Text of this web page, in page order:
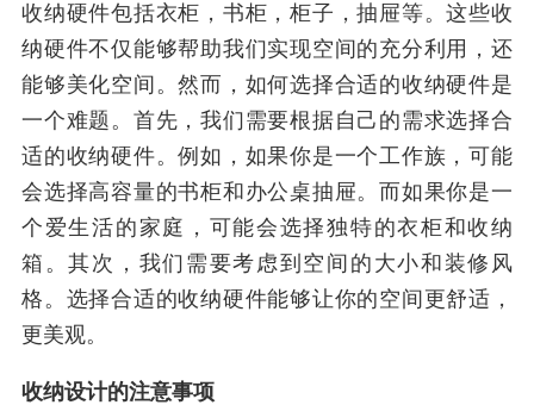
收纳硬件包括衣柜，书柜，柜子，抽屉等。这些收
纳硬件不仅能够帮助我们实现空间的充分利用，还
能够美化空间。然而，如何选择合适的收纳硬件是
一个难题。首先，我们需要根据自己的需求选择合
适的收纳硬件。例如，如果你是一个工作族，可能
会选择高容量的书柜和办公桌抽屉。而如果你是一
个爱生活的家庭，可能会选择独特的衣柜和收纳
箱。其次，我们需要考虑到空间的大小和装修风
格。选择合适的收纳硬件能够让你的空间更舒适，
更美观。
收纳设计的注意事项